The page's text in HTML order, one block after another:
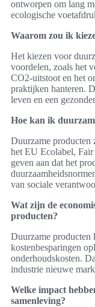
ontworpen om lang
ecologische
Waarom zou ik
Het kiezen voor
voordelen, zoals het
CO2-uitstoot en het
praktijken hanteren.
leven en een
Hoe kan ik
Duurzame producten
het EU Ecolabel,
geven aan dat het
van sociale
Wat zijn de
producten?
Duurzame producten
kostenbesparingen
onderhoudskosten.
industrie nieuwe
Welke impact
samenleving?